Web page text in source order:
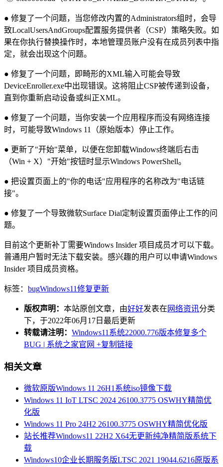
● 修复了一个问题，当您修改内置的Administrators组时，会导
致LocalUsersAndGroups配置服务提供者（CSP）策略失败。如
果在你执行替换操作时，本地管理员账户没有在成员列表中指
定，就会出现这个问题。
● 修复了一个问题，即畸形的XML输入可能会导致
DeviceEnroller.exe中出现错误。这将阻止CSP被传递到设备，
直到你重新启动设备或纠正XML。
● 修复了一个问题，当你安装一个应用程序而没有网络连接
时，可能导致Windows 11（原始版本）停止工作。
● 更新了"开始"菜单，以便在您卸载Windows终端后右击
（Win + X）"开始"按钮时显示Windows PowerShell。
● 把设置页面上的"你的电话"应用程序的名称改为"电话链
接"。
● 修复了一个导致微软Surface Dial定制设置页面停止工作的问
题。
目前这个更新补丁需要Windows Insider 项目成员才可以下载。
普通用户暂时无法下载安装。感兴趣的用户可以申请Windows
Insider 项目成员资格。
标签： bugWindows11修复更新
版权声明： 本站原创文章，由好好发表在 网络资讯分类
下，于2022年06月17日最后更新
转载请注明： Windows11系统22000.776版本修复多个
BUG | 系统之家官网 +复制链接
相关文章
微软原版Windows 11 26H1系统iso镜像下载
Windows 11 IoT LTSC 2024 26100.3775 OSWHY精简优
化版
Windows 11 Pro 24H2 26100.3775 OSWHY精简优化版
站长推荐Windows11 22H2 X64无更新纯净精简版系统下
载
Windows10企业长期服务版LTSC 2021 19044.6216原版系